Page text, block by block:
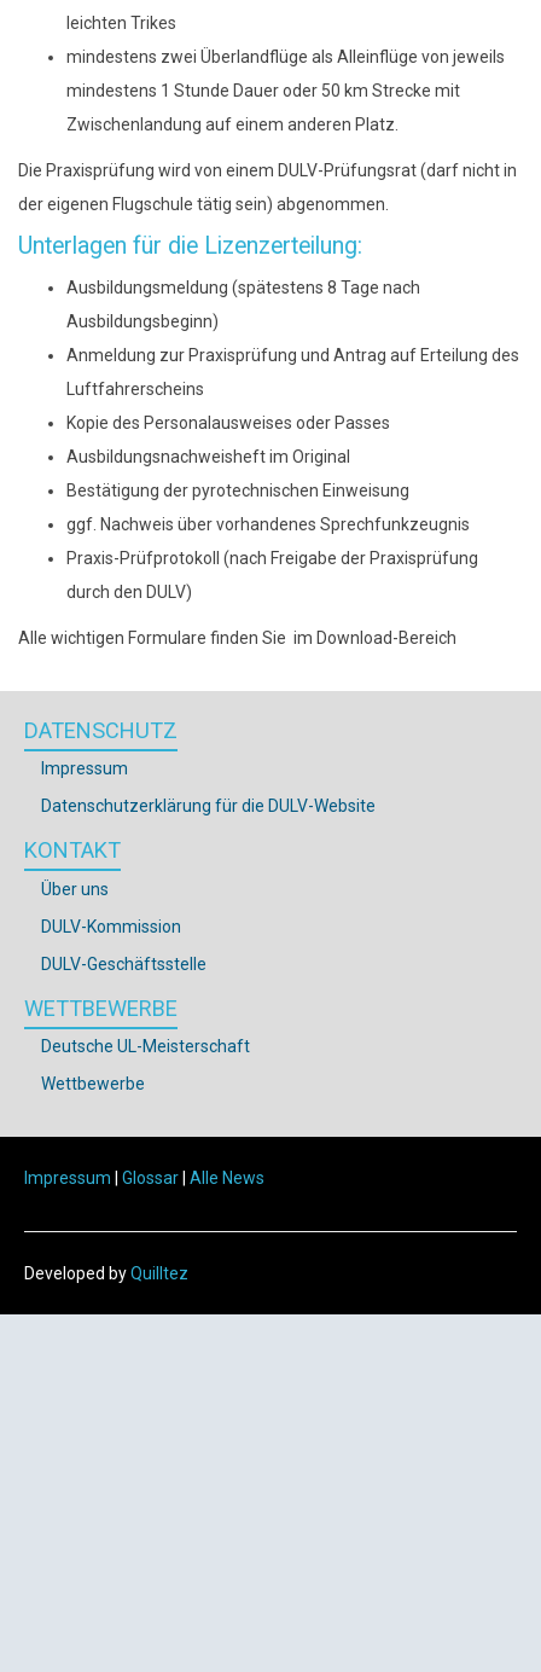
leichten Trikes
mindestens zwei Überlandflüge als Alleinflüge von jeweils
mindestens 1 Stunde Dauer oder 50 km Strecke mit
Zwischenlandung auf einem anderen Platz.
Die Praxisprüfung wird von einem DULV-Prüfungsrat (darf nicht in
der eigenen Flugschule tätig sein) abgenommen.
Unterlagen für die Lizenzerteilung:
Ausbildungsmeldung (spätestens 8 Tage nach
Ausbildungsbeginn)
Anmeldung zur Praxisprüfung und Antrag auf Erteilung des
Luftfahrerscheins
Kopie des Personalausweises oder Passes
Ausbildungsnachweisheft im Original
Bestätigung der pyrotechnischen Einweisung
ggf. Nachweis über vorhandenes Sprechfunkzeugnis
Praxis-Prüfprotokoll (nach Freigabe der Praxisprüfung
durch den DULV)
Alle wichtigen Formulare finden Sie im Download-Bereich
DATENSCHUTZ
Impressum
Datenschutzerklärung für die DULV-Website
KONTAKT
Über uns
DULV-Kommission
DULV-Geschäftsstelle
WETTBEWERBE
Deutsche UL-Meisterschaft
Wettbewerbe
Impressum Glossar Alle News
Developed byQuilltez